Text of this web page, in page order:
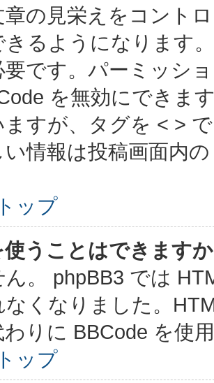
章の見栄えをコント
きるようになります
要です。パーミッシ
を無効にできま
ますが、タグを < >
情報は投稿画面内
ップ
使うことはできます
。 phpBB3 では
なくなりました。
りに BBCode を使
ップ